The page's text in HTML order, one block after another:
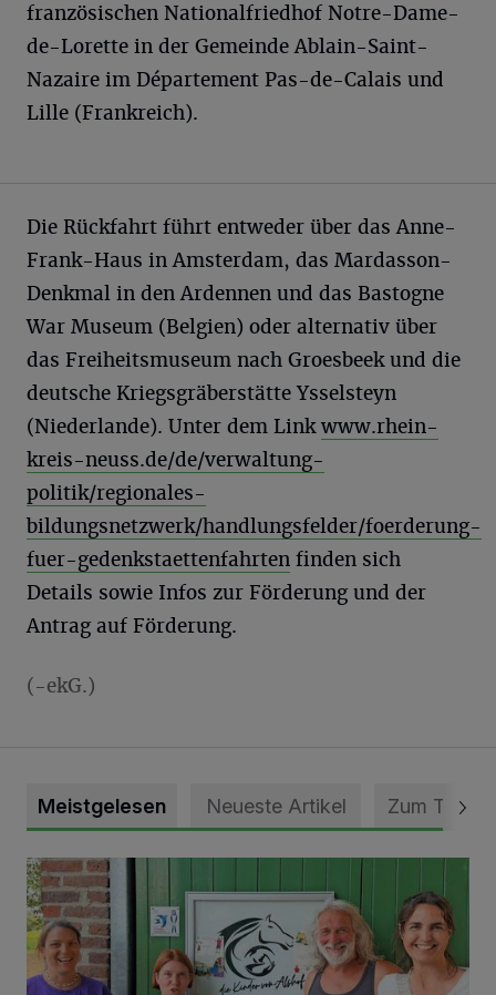
französischen Nationalfriedhof Notre-Dame-
de-Lorette in der Gemeinde Ablain-Saint-
Nazaire im Département Pas-de-Calais und
Lille (Frankreich).
Die Rückfahrt führt entweder über das Anne-
Frank-Haus in Amsterdam, das Mardasson-
Denkmal in den Ardennen und das Bastogne
War Museum (Belgien) oder alternativ über
das Freiheitsmuseum nach Groesbeek und die
deutsche Kriegsgräberstätte Ysselsteyn
(Niederlande). Unter dem Linkwww.rhein-
kreis-neuss.de/de/verwaltung-
politik/regionales-
bildungsnetzwerk/handlungsfelder/foerderung-
fuer-gedenkstaettenfahrten finden sich
Details sowie Infos zur Förderung und der
Antrag auf Förderung.
(-ekG.)
Meistgelesen Neueste Artikel Zum Thema
Vorbildlicher Einsatz für den Artenschutz gewürdigt